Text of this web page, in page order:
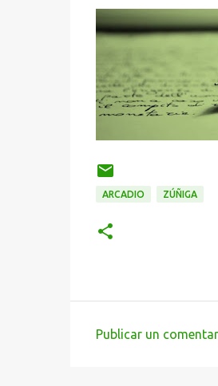
ARCADIO ZÚÑIGA
Publicar un